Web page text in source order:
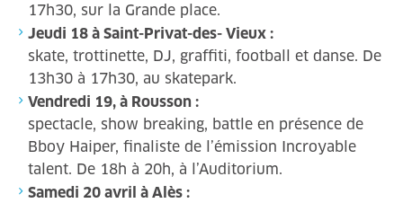
17h30, sur la Grande place.
Jeudi 18 à Saint-Privat-des- Vieux :
skate, trottinette, DJ, graffiti, football et danse. De
13h30 à 17h30, au skatepark.
Vendredi 19, à Rousson :
spectacle, show breaking, battle en présence de
Bboy Haiper, finaliste de l’émission Incroyable
talent. De 18h à 20h, à l’Auditorium.
Samedi 20 avril à Alès :